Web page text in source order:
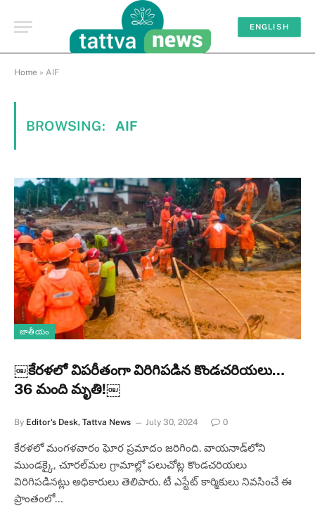
ENGLISH
Home » AIF
BROWSING: AIF
జాతీయం
￼కేరళలో విపరీతంగా విరిగిపడిన కొండచరియలు…
36 మంది మృతి!￼
By Editor's Desk, Tattva News July 30, 2024 0
కేరళలో మంగళవారం ఘోర ప్రమాదం జరిగింది. వాయనాడ్‌లోని
ముండక్కై, చూరల్‌మల గ్రామాల్లో పలుచోట్ల కొండచరియలు
విరిగిపడినట్లు అధికారులు తెలిపారు. టీ ఎస్టేట్ కార్మికులు నివసించే ఈ
ప్రాంతంలో…